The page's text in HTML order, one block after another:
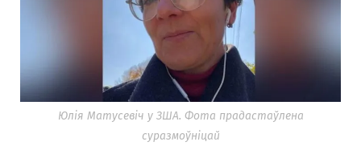
Юлія Матусевіч у ЗША. Фота прадастаўлена
суразмоўніцай